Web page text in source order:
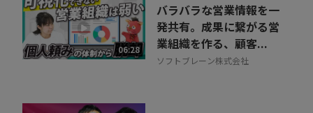
06:28
バラバラな営業情報を一
発共有。成果に繋がる営
業組織を作る、顧客...
ソフトブレーン株式会社